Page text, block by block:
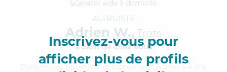
Inscrivez-vous pour
afficher plus de profils
ALTRUISTE
Adrien W., Trets
à 5km de chez Vous
, optimiste et bienveillant, Adrien a 4 ans